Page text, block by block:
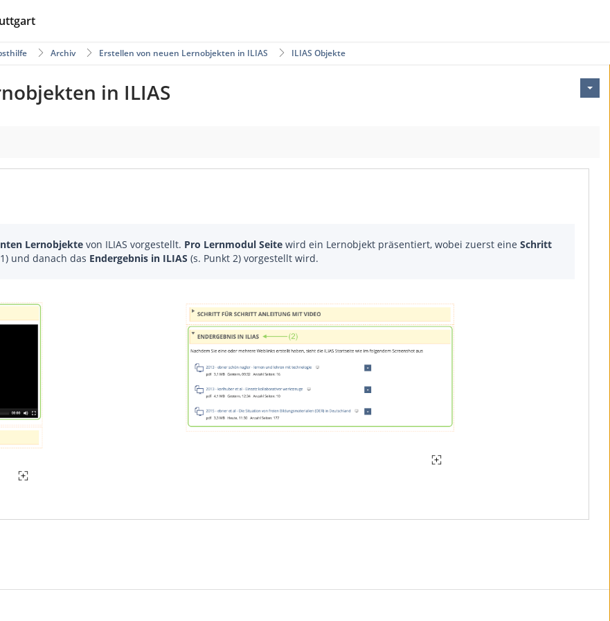
ILIAS Objekte
Erstellen von neuen Lernobjekten in ILIAS
Archiv
in ILIAS
Lernobjekte von ILIAS vorgestellt. Pro Lernmodul Seite wird ein Lernobjekt präsentiert, wobei zuerst eine Schritt
und danach das Endergebnis in ILIAS (s. Punkt 2) vorgestellt wird.